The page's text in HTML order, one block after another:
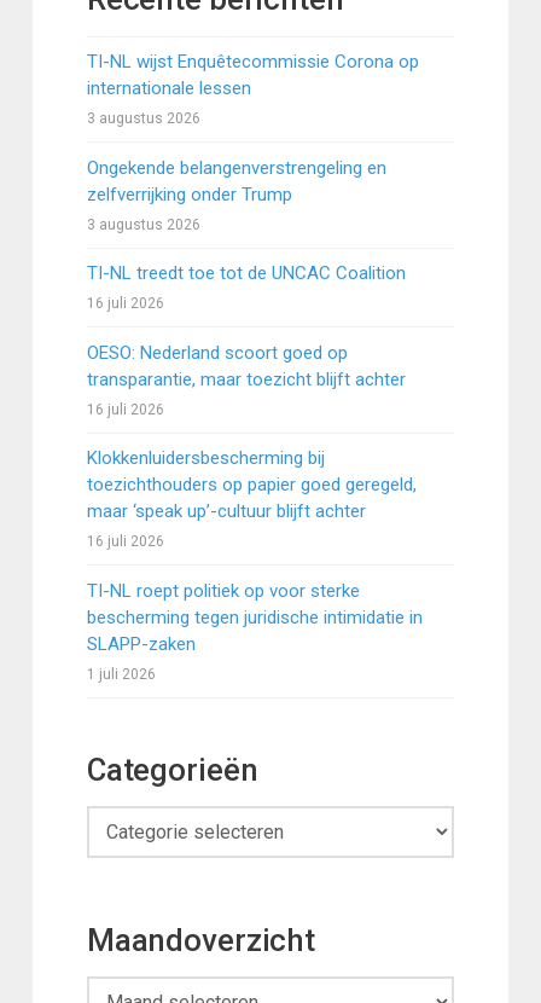
TI-NL wijst Enquêtecommissie Corona op
internationale lessen
3 augustus 2026
Ongekende belangenverstrengeling en
zelfverrijking onder Trump
3 augustus 2026
TI-NL treedt toe tot de UNCAC Coalition
16 juli 2026
OESO: Nederland scoort goed op
transparantie, maar toezicht blijft achter
16 juli 2026
Klokkenluidersbescherming bij
toezichthouders op papier goed geregeld,
maar ‘speak up’-cultuur blijft achter
16 juli 2026
TI-NL roept politiek op voor sterke
bescherming tegen juridische intimidatie in
SLAPP-zaken
1 juli 2026
Categorieën
Categorieën
Maandoverzicht
Maandoverzicht